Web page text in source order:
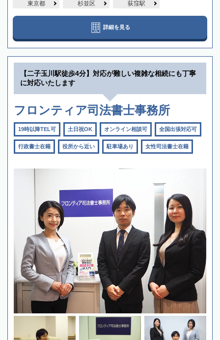
東京都 杉並区 荻窪駅
詳細を見る
【二子玉川駅徒歩4分】対応が難しい複雑な相続にも丁寧
に対応いたします
フロンティア司法書士事務所
19時以降TEL可 土日祝OK オンライン相談可 全国出張対応可
行政書士在籍 役所から近い 駐車場あり 女性司法書士在籍